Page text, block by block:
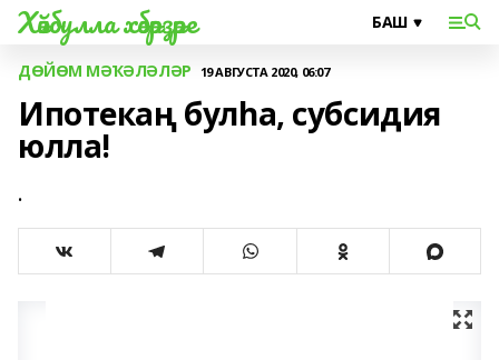
Хәйбулла хәбәрҙәре
ДӨЙӨМ МӘҠӘЛӘЛӘР 19 АВГУСТА 2020, 06:07
Ипотекаң булһа, субсидия
юлла!
.